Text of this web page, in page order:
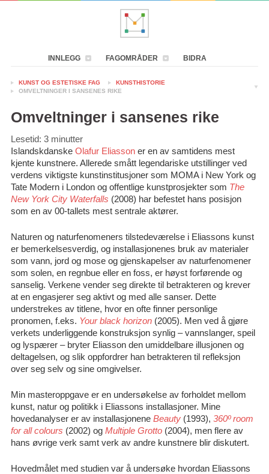
INNLEGG FAGOMRÅDER BIDRA
KUNST OG ESTETISKE FAG
KUNSTHISTORIE
OMVELTNINGER I SANSENES RIKE
Omveltninger i sansenes rike
Lesetid: 3 minutter
Islandskdanske Olafur Eliassoner en av samtidens mest
kjente kunstnere. Allerede smått legendariske utstillinger ved
verdens viktigste kunstinstitusjoner som MOMA i New York og
Tate Modern i London og offentlige kunstprosjekter som The
New York City Waterfalls (2008) har befestet hans posisjon
som en av 00-tallets mest sentrale aktører.
Naturen og naturfenomeners tilstedeværelse i Eliassons kunst
er bemerkelsesverdig, og installasjonenes bruk av materialer
som vann, jord og mose og gjenskapelser av naturfenomener
som solen, en regnbue eller en foss, er høyst forførende og
sanselig. Verkene vender seg direkte til betrakteren og krever
at en engasjerer seg aktivt og med alle sanser. Dette
understrekes av titlene, hvor en ofte finner personlige
pronomen, f.eks. Your black horizon(2005). Men ved å gjøre
verkets underliggende konstruksjon synlig – vannslanger, speil
og lyspærer – bryter Eliasson den umiddelbare illusjonen og
deltagelsen, og slik oppfordrer han betrakteren til refleksjon
over seg selv og sine omgivelser.
Min masteroppgave er en undersøkelse av forholdet mellom
kunst, natur og politikk i Eliassons installasjoner. Mine
hovedanalyser er av installasjonene Beauty(1993), 360º room
for all colours (2002) og Multiple Grotto (2004), men flere av
hans øvrige verk samt verk av andre kunstnere blir diskutert.
Hovedmålet med studien var å undersøke hvordan Eliassons